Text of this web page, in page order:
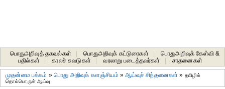
பொதுஅறிவுத் தகவல்கள் பொதுஅறிவுக் கட்டுரைகள்
பொதுஅறிவுக் கேள்வி &
பதில்கள்
காலச் சுவடுகள் வரலாறு படைத்தவர்கள் சாதனைகள்‎
முதன்மை பக்கம் »பொது அறிவுக் களஞ்சியம் »ஆய்வுச் சிந்தனைகள் » தமிழில்
தொல்பொருள் ஆய்வு